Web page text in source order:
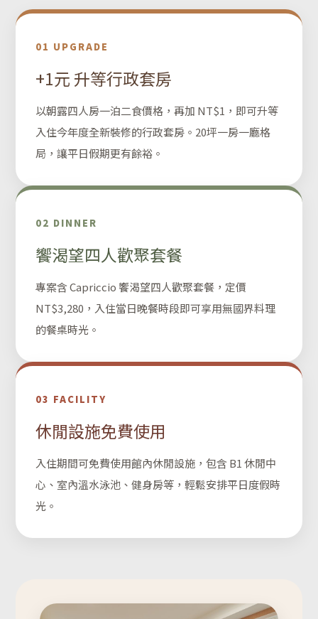
01 UPGRADE
+1元 升等行政套房
以朝露四人房一泊二食價格，再加 NT$1，即可升等
入住今年度全新裝修的行政套房。20坪一房一廳格
局，讓平日假期更有餘裕。
02 DINNER
饗渴望四人歡聚套餐
專案含 Capriccio 饗渴望四人歡聚套餐，定價
NT$3,280，入住當日晚餐時段即可享用無國界料理
的餐桌時光。
03 FACILITY
休閒設施免費使用
入住期間可免費使用館內休閒設施，包含 B1 休閒中
心、室內溫水泳池、健身房等，輕鬆安排平日度假時
光。